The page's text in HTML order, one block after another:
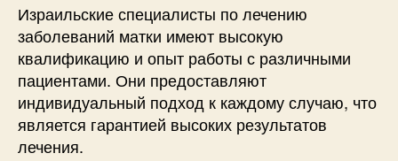
Израильские специалисты по лечению
заболеваний матки имеют высокую
квалификацию и опыт работы с различными
пациентами. Они предоставляют
индивидуальный подход к каждому случаю, что
является гарантией высоких результатов
лечения.